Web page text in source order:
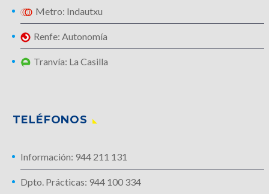
Metro: Indautxu
Renfe: Autonomía
Tranvía: La Casilla
TELÉFONOS
Información: 944 211 131
Dpto. Prácticas: 944 100 334